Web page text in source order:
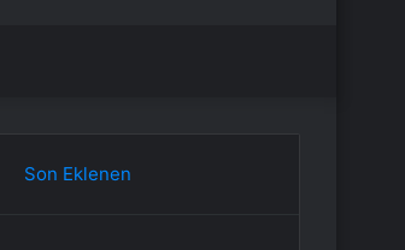
Son Eklenen